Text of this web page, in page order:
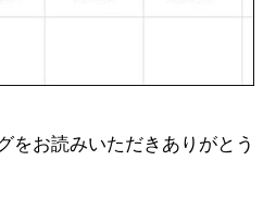
をお読みいただきありがとう